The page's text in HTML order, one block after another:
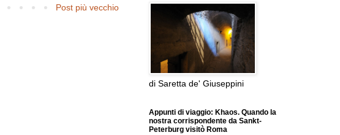
Post più vecchio
di Saretta de' Giuseppini
Appunti di viaggio: Khaos. Quando la
nostra corrispondente da Sankt-
Peterburg visitò Roma